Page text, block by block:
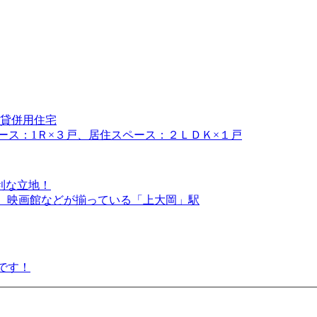
併用住宅
ス：1Ｒ×３戸、居住スペース：２ＬＤＫ×１戸
立地！
映画館などが揃っている「上大岡」駅
す！